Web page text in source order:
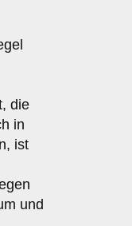
die
in
ist
und